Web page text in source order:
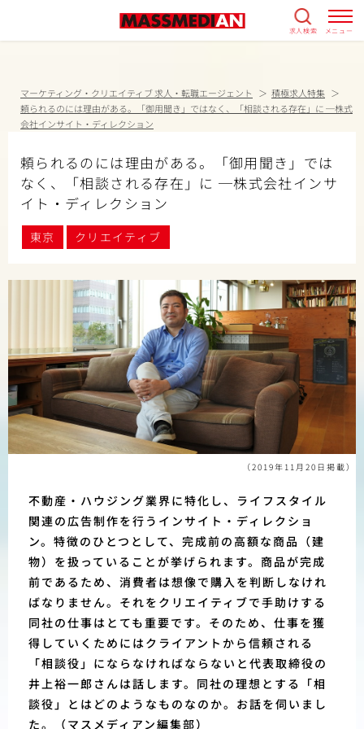
求人検索 メニュー
マーケティング・クリエイティブ 求人・転職エージェント
積極求人特集
頼られるのには理由がある。「御用聞き」ではなく、「相談される存在」に ─株式
会社インサイト・ディレクション
頼られるのには理由がある。「御用聞き」では
なく、「相談される存在」に ─株式会社インサ
イト・ディレクション
東京 クリエイティブ
（2019年11月20日掲載）
不動産・ハウジング業界に特化し、ライフスタイル
関連の広告制作を行うインサイト・ディレクショ
ン。特徴のひとつとして、完成前の高額な商品（建
物）を扱っていることが挙げられます。商品が完成
前であるため、消費者は想像で購入を判断しなけれ
ばなりません。それをクリエイティブで手助けする
同社の仕事はとても重要です。そのため、仕事を獲
得していくためにはクライアントから信頼される
「相談役」にならなければならないと代表取締役の
井上裕一郎さんは話します。同社の理想とする「相
談役」とはどのようなものなのか。お話を伺いまし
た。（マスメディアン編集部）